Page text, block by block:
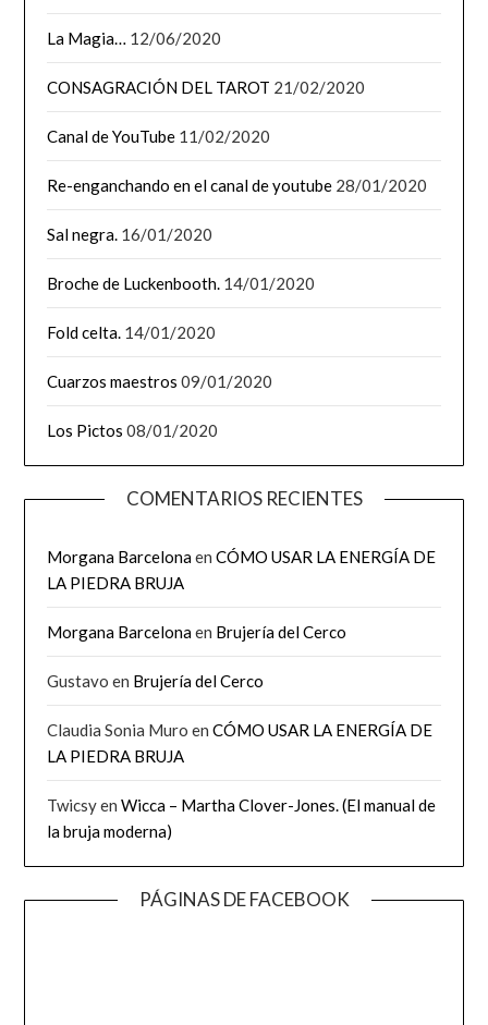
La Magia… 12/06/2020
CONSAGRACIÓN DEL TAROT 21/02/2020
Canal de YouTube 11/02/2020
Re-enganchando en el canal de youtube 28/01/2020
Sal negra. 16/01/2020
Broche de Luckenbooth. 14/01/2020
Fold celta. 14/01/2020
Cuarzos maestros 09/01/2020
Los Pictos 08/01/2020
COMENTARIOS RECIENTES
Morgana BarcelonaenCÓMO USAR LA ENERGÍA DE
LA PIEDRA BRUJA
Morgana Barcelonaen Brujería del Cerco
Gustavo en Brujería del Cerco
Claudia Sonia Muro enCÓMO USAR LA ENERGÍA DE
LA PIEDRA BRUJA
TwicsyenWicca – Martha Clover-Jones. (El manual de
la bruja moderna)
PÁGINAS DE FACEBOOK